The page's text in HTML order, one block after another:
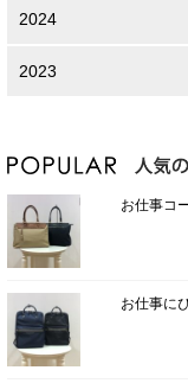
2024
2023
お仕事コ
お仕事に